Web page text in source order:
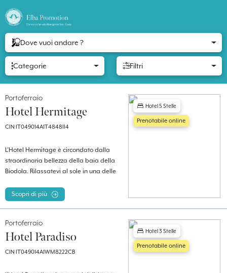
Dove vuoi andare ?
Categorie Filtri
Portoferraio
Hotel Hermitage
CIN IT049014A1T4848II4
L’Hotel Hermitage è circondato dalla
straordinaria bellezza della baia della
Biodola. Rilassatevi al sole in una delle
spiaggia privata.
Scopri di più
Hotel 5 Stelle
Prenotabile online
Portoferraio
Hotel Paradiso
CIN IT049014A1WM8222CB
Hotel 3 Stelle
Prenotabile online